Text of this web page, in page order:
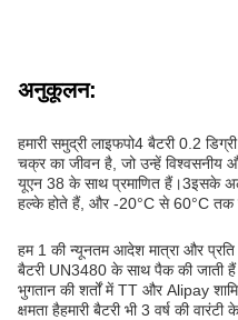
अनुकूलन:
हमारी समुद्री लाइफपो4 बैटरी 0.2
चक्र का जीवन है, जो उन्हें विश्वसनीय
यूएन 38 के साथ प्रमाणित हैं।3इसके
हल्के होते हैं, और -20°C से 60°C तक
हम 1 की न्यूनतम आदेश मात्रा और
बैटरी UN3480 के साथ पैक की जाती
भुगतान की शर्तों में TT और Alipay
क्षमता हैहमारी बैटरी भी 3 वर्ष की